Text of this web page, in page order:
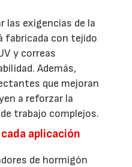
las exigencias de la
fabricada con tejido
y correas
Además,
que mejoran
a reforzar la
trabajo complejos.
aplicación
de hormigón